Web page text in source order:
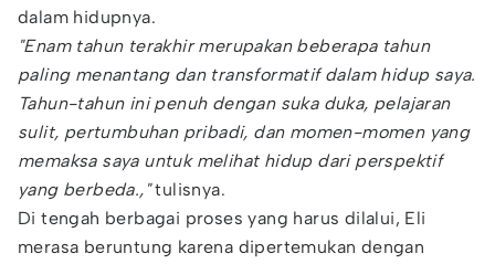
dalam hidupnya.
"Enam tahun terakhir merupakan beberapa tahun
paling menantang dan transformatif dalam hidup saya.
Tahun-tahun ini penuh dengan suka duka, pelajaran
sulit, pertumbuhan pribadi, dan momen-momen yang
memaksa saya untuk melihat hidup dari perspektif
yang berbeda.,"tulisnya.
Di tengah berbagai proses yang harus dilalui, Eli
merasa beruntung karena dipertemukan dengan